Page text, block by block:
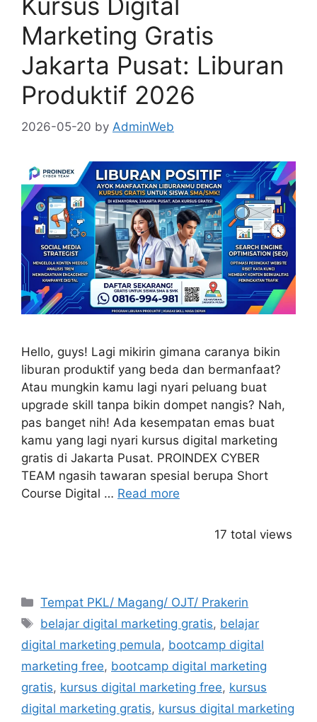
Marketing Gratis
Jakarta Pusat: Liburan
Produktif 2026
2026-05-20 by AdminWeb
Hello, guys! Lagi mikirin gimana caranya bikin
liburan produktif yang beda dan bermanfaat?
Atau mungkin kamu lagi nyari peluang buat
upgrade skill tanpa bikin dompet nangis? Nah,
pas banget nih! Ada kesempatan emas buat
kamu yang lagi nyari kursus digital marketing
gratis di Jakarta Pusat. PROINDEX CYBER
TEAM ngasih tawaran spesial berupa Short
Course Digital … Read more
17 total views
Categories
Tempat PKL/ Magang/ OJT/ Prakerin
Tags
belajar digital marketing gratis, belajar
digital marketing pemula, bootcamp digital
marketing free, bootcamp digital marketing
gratis, kursus digital marketing free, kursus
digital marketing gratis, kursus digital marketing